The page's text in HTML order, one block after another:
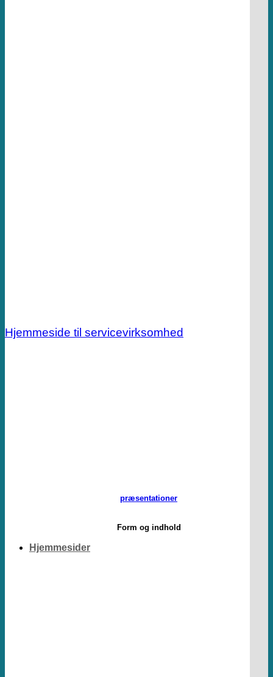
præsentationer
Form og indhold
Hjemmesider
Hjemmeside til servicevirksomhed